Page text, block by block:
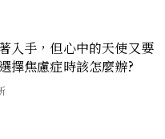
入手，但心中的天使又要
擇焦慮症時該怎麼辦?